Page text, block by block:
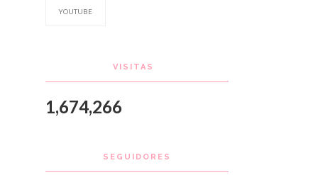
YOUTUBE
VISITAS
1,674,266
SEGUIDORES